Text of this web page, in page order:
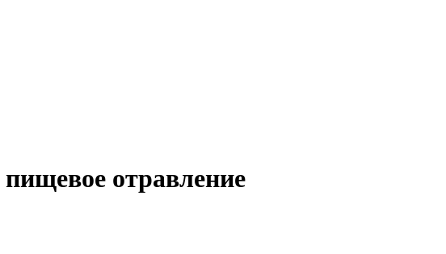
пищевое отравление